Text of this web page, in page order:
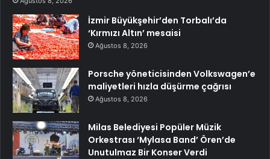
İzmir Büyükşehir’den Torbalı’da
‘Kırmızı Altın’ mesaisi
Ağustos 8, 2026
Porsche yöneticisinden Volkswagen’e
maliyetleri hızla düşürme çağrısı
Ağustos 8, 2026
Milas Belediyesi Popüler Müzik
Orkestrası ‘Mylasa Band’ Ören’de
Unutulmaz Bir Konser Verdi